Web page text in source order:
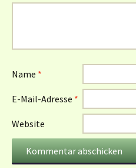
Name *
E-Mail-Adresse *
Website